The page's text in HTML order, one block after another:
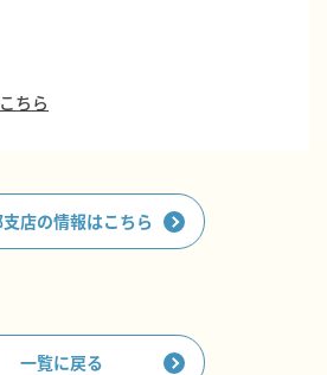
ちら
店の情報はこちら
一覧に戻る